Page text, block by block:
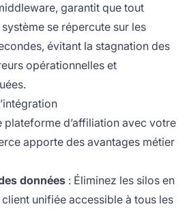
garantit que tout
se répercute sur les
évitant la stagnation des
opérationnelles et
plateforme d’affiliation avec votre
apporte des avantages métier
données : Éliminez les silos en
unifiée accessible à tous les